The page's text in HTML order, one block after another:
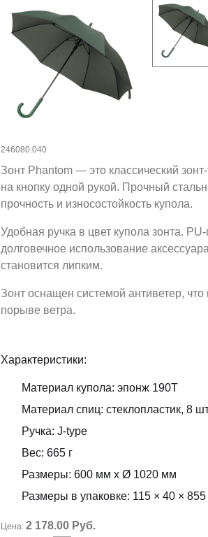
246080.040
Зонт Phantom — это классический
на кнопку одной рукой. Прочный
прочность и износостойкость купола.
Удобная ручка в цвет купола зонта.
долговечное использование
становится липким.
Зонт оснащен системой антиветер,
порыве ветра.
Характеристики:
Материал купола: эпонж 190Т
Материал спиц: стеклопластик, 8
Ручка: J-type
Вес: 665 г
Размеры: 600 мм х Ø 1020 мм
Размеры в упаковке: 115 × 40 ×
Цена: 2 178.00 Руб.